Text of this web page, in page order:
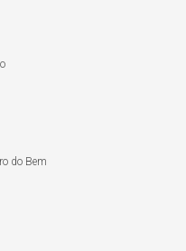
do Bem